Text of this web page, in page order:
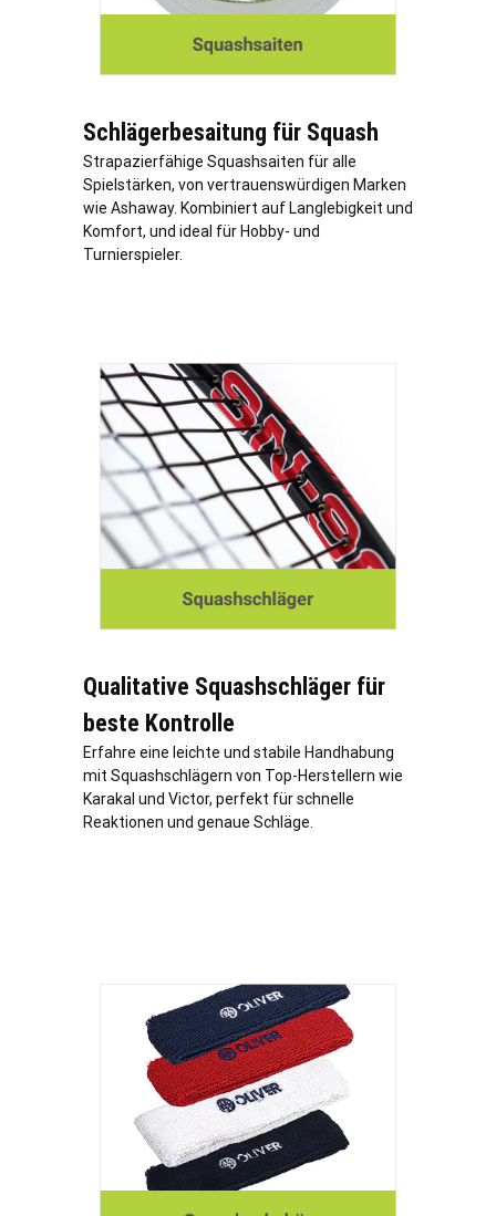
Schlägerbesaitung für Squash
Strapazierfähige Squashsaiten für alle
Spielstärken, von vertrauenswürdigen Marken
wie Ashaway. Kombiniert auf Langlebigkeit und
Komfort, und ideal für Hobby- und
Turnierspieler.
Qualitative Squashschläger für
beste Kontrolle
Erfahre eine leichte und stabile Handhabung
mit Squashschlägern von Top-Herstellern wie
Karakal und Victor, perfekt für schnelle
Reaktionen und genaue Schläge.